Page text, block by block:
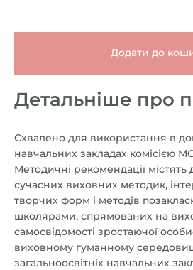
Додати до
Детальніше про
Схвалено для використання в
навчальних закладах комісією
Методичні рекомендації
сучасних виховних методик,
творчих форм і методів
школярами, спрямованих на
самосвідомості зростаючої
виховному гуманному
загальноосвітніх навчальних